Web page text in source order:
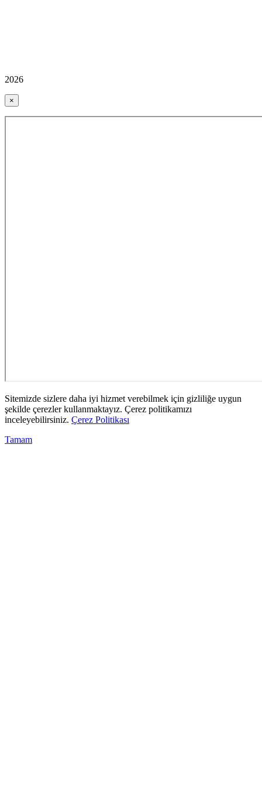
2026
×
Sitemizde sizlere daha iyi hizmet verebilmek için gizliliğe uygun
şekilde çerezler kullanmaktayız. Çerez politikamızı
inceleyebilirsiniz. Çerez Politikası
Tamam